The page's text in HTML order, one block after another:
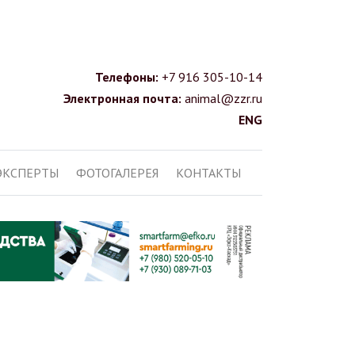
Телефоны: +7 916 305-10-14
Электронная почта: animal@zzr.ru
ENG
ФОТОГАЛЕРЕЯ КОНТАКТЫ